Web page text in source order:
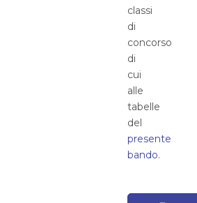
classi
di
concorso
di
cui
alle
tabelle
del
presente
bando.